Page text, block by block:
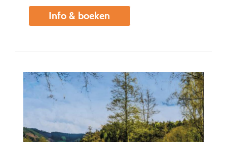
Info & boeken